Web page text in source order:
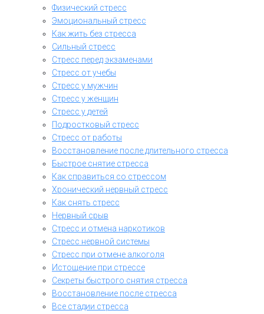
Физический стресс
Эмоциональный стресс
Как жить без стресса
Сильный стресс
Стресс перед экзаменами
Стресс от учебы
Стресс у мужчин
Стресс у женщин
Стресс у детей
Подростковый стресс
Стресс от работы
Восстановление после длительного стресса
Быстрое снятие стресса
Как справиться со стрессом
Хронический нервный стресс
Как снять стресс
Нервный срыв
Стресс и отмена наркотиков
Стресс нервной системы
Стресс при отмене алкоголя
Истощение при стрессе
Секреты быстрого снятия стресса
Восстановление после стресса
Все стадии стресса